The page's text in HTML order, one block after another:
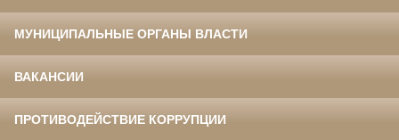
МУНИЦИПАЛЬНЫЕ ОРГАНЫ ВЛАСТИ
ВАКАНСИИ
ПРОТИВОДЕЙСТВИЕ КОРРУПЦИИ